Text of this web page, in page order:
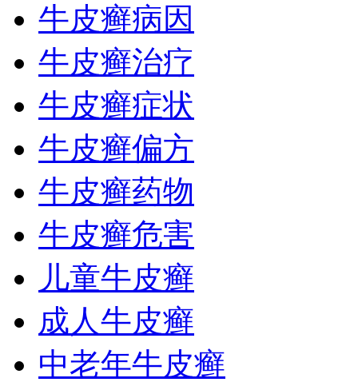
牛皮癣病因
牛皮癣治疗
牛皮癣症状
牛皮癣偏方
牛皮癣药物
牛皮癣危害
儿童牛皮癣
成人牛皮癣
中老年牛皮癣